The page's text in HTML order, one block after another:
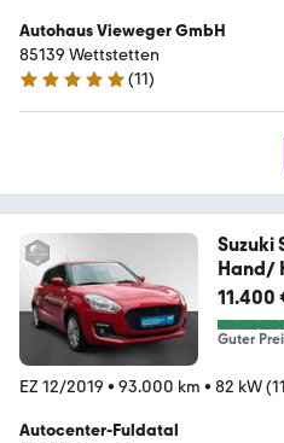
Autohaus Vieweger GmbH
85139 Wettstetten
5 Sterne
(11)
Suzuki Swift
Hand/
11.400
Guter
EZ 12/2019 • 93.000 km • 82 kW
Autocenter-Fuldatal